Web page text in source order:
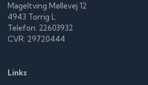
Mageltving Møllevej 12
4943 Torrig L
Telefon: 22603932
CVR: 29720444
Links